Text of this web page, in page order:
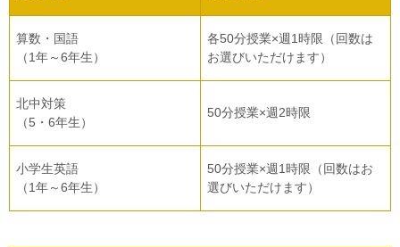
算数・国語
（1年～6年生）
各50分授業×週1時限（回数は
お選びいただけます）
北中対策
（5・6年生）
50分授業×週2時限
小学生英語
（1年～6年生）
50分授業×週1時限（回数はお
選びいただけます）